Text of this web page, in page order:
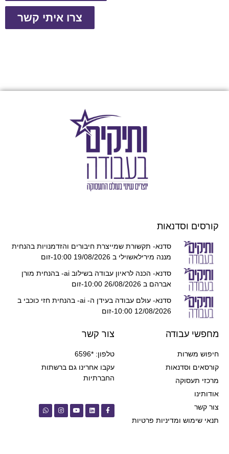
צרו איתי קשר
קורסים וסדנאות
סדנא- תקשורת שמייצרת חיבורים והזדמנויות בהנחית
מננה מירילאשוילי ב 19/08/2026 10:00-זום
סדנא- הכנה לראיון עבודה בשילוב ai- בהנחית מורן
אברהם ב 26/08/2026 10:00-זום
סדנא- עולם עבודה בעידן ה- ai- בהנחית חזי כוכבי ב
12/08/2026 10:00-זום
מחפשי עבודה
חיפוש משרות
קורסאים וסדנאות
מרכזי תעסוקה
אודותינו
צור קשר
תנאי שימוש ומדיניות פרטיות
צור קשר
טלפון: *6596
עקבו אחרינו גם ברשתות
החברתיות